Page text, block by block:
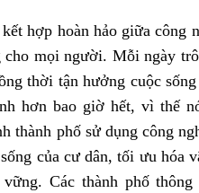
hợp hoàn hảo giữa công
cho mọi người. Mỗi ngày
thời tận hưởng cuộc
hơn bao giờ hết, vì thế
thành phố sử dụng công
của cư dân, tối ưu hóa
Các thành phố